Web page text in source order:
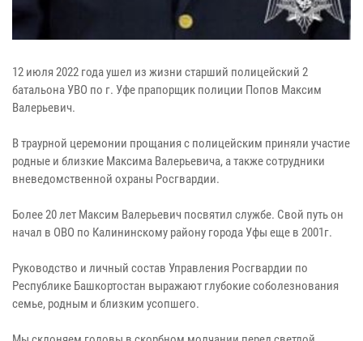
12 июля 2022 года ушел из жизни старший полицейский 2
батальона УВО по г. Уфе прапорщик полиции Попов Максим
Валерьевич.
В траурной церемонии прощания с полицейским приняли участие
родные и близкие Максима Валерьевича, а также сотрудники
вневедомственной охраны Росгвардии.
Более 20 лет Максим Валерьевич посвятил службе. Свой путь он
начал в ОВО по Калининскому району города Уфы еще в 2001г.
Руководство и личный состав Управления Росгвардии по
Республике Башкортостан выражают глубокие соболезнования
семье, родным и близким усопшего.